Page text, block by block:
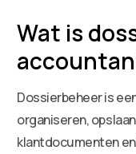
Wat is
Dossierbeheer is
organiseren,
klantdocumenten